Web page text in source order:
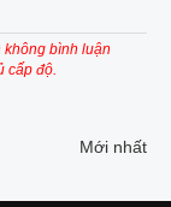
không bình luận
cấp độ.
Mới nhất